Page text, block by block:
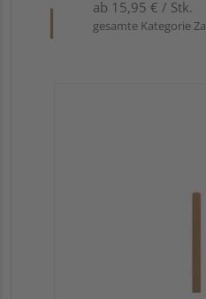
ab 15,95 € / Stk.
gesamte Kategorie